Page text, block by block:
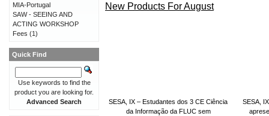
New Products For August
SESA, IX – Estudantes dos 3 CE Ciência
da Informação da FLUC sem
SESA,
MIA-Portugal
SAW - SEEING AND
ACTING WORKSHOP
Fees (1)
Quick Find
Use keywords to find the
product you are looking for.
Advanced Search